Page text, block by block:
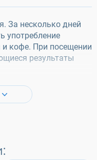
За несколько дней
употребление
кофе. При посещении
результаты